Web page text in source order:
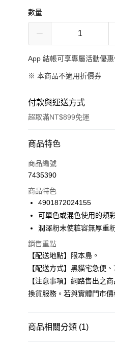
數量
App 結帳可享專屬活動優惠
※ 本商品不適用折價券
付款與運送方式
超取滿NT$899免運
付款方式
信用卡一次付款
LINE Pay
Apple Pay
悠遊付
全盈+PAY
相關說明
商品特色
商品編號
7435390
商品特色
4901872024155
可單色或混色使用的頰
潤澤粉末使粧容無厚重
銷售重點
【配送地點】限本島。
【配送方式】黑貓宅急便
【注意事項】網路售出之
換貨服務。若與實體門市
商品相關分類 (1)